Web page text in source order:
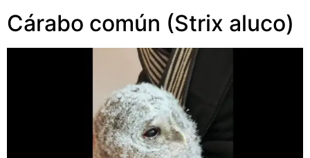
Cárabo común (Strix aluco)